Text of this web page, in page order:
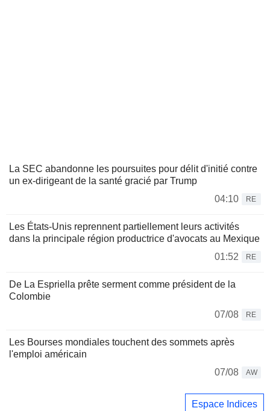
La SEC abandonne les poursuites pour délit d'initié contre
un ex-dirigeant de la santé gracié par Trump
04:10
RE
Les États-Unis reprennent partiellement leurs activités
dans la principale région productrice d'avocats au Mexique
01:52
RE
De La Espriella prête serment comme président de la
Colombie
07/08
RE
Les Bourses mondiales touchent des sommets après
l'emploi américain
07/08
AW
Espace Indices